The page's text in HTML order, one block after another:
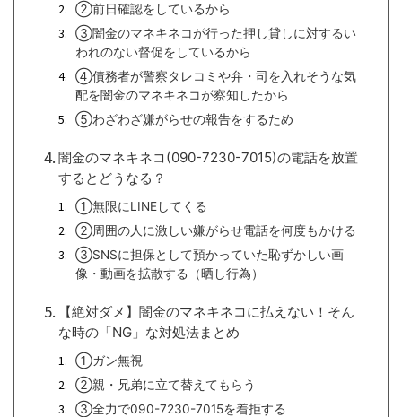
②前日確認をしているから
③闇金のマネキネコが行った押し貸しに対するい
われのない督促をしているから
④債務者が警察タレコミや弁・司を入れそうな気
配を闇金のマネキネコが察知したから
⑤わざわざ嫌がらせの報告をするため
闇金のマネキネコ(090-7230-7015)の電話を放置
するとどうなる？
①無限にLINEしてくる
②周囲の人に激しい嫌がらせ電話を何度もかける
③SNSに担保として預かっていた恥ずかしい画
像・動画を拡散する（晒し行為）
【絶対ダメ】闇金のマネキネコに払えない！そん
な時の「NG」な対処法まとめ
①ガン無視
②親・兄弟に立て替えてもらう
③全力で090-7230-7015を着拒する